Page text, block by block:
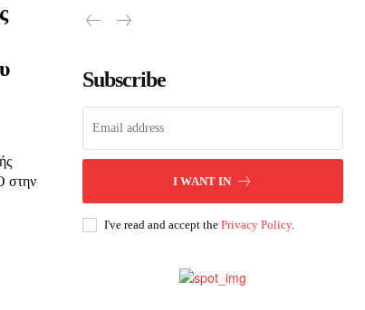
στην
Subscribe
I WANT IN
I've read and accept the Privacy Policy.